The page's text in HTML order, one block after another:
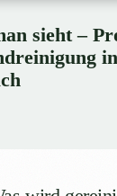
sieht –
in